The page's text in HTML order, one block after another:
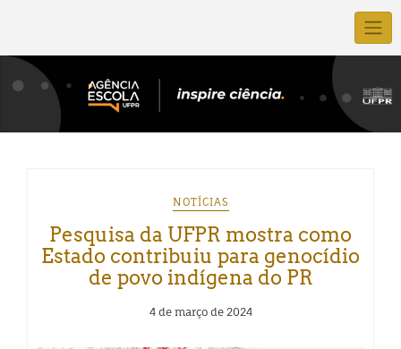
NOTÍCIAS
Pesquisa da UFPR mostra como
Estado contribuiu para genocídio
de povo indígena do PR
4 de março de 2024